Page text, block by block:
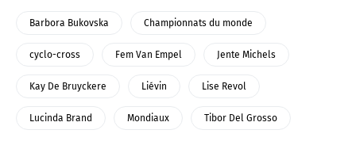
Barbora Bukovska Championnats du monde
cyclo-cross Fem Van Empel Jente Michels
Kay De Bruyckere Liévin Lise Revol
Lucinda Brand Mondiaux Tibor Del Grosso